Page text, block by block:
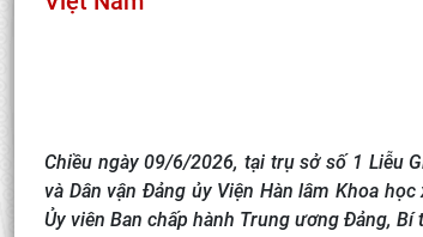
Chiều ngày 09/6/2026, tại trụ sở số 1 Liễu
và Dân vận Đảng ủy Viện Hàn lâm Khoa
Ủy viên Ban chấp hành Trung ương Đảng,